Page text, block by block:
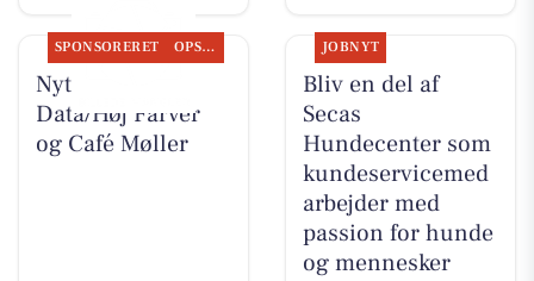
SPONSORERET OPSLAGSTAVLEN
Nyt fra Høj
Data/Høj Farver
og Café Møller
JOBNYT
Bliv en del af
Secas
Hundecenter som
kundeservicemed
arbejder med
passion for hunde
og mennesker